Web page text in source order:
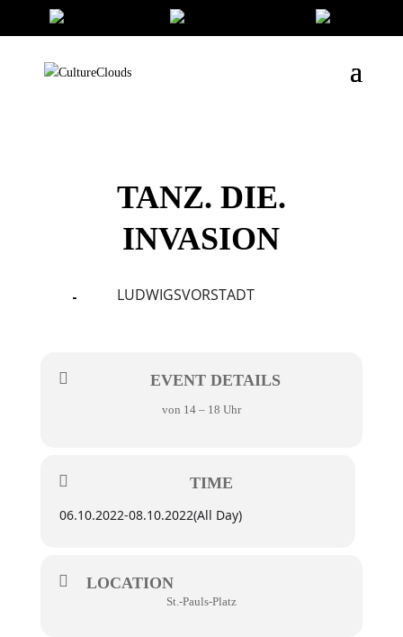
TANZ. DIE.
INVASION
LUDWIGSVORSTADT
EVENT DETAILS
von 14 – 18 Uhr
TIME
06.10.2022-08.10.2022(All Day)
LOCATION
St.-Pauls-Platz